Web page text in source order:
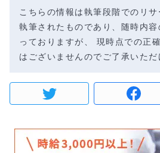
こちらの情報は執筆段階でのリ
執筆されたものであり、随時内
っておりますが、 現時点での正
はございませんのでご了承いただ